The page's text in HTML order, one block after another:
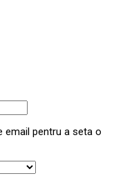
email pentru a seta o